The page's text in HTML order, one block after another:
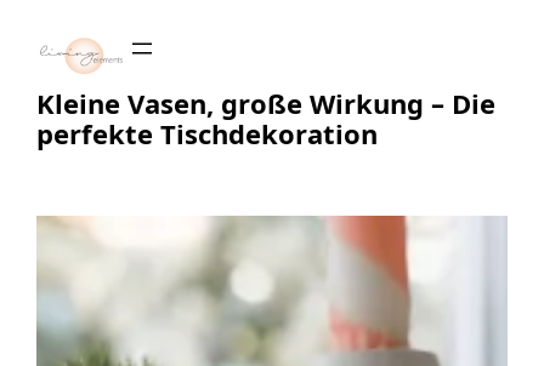
Inhalt
springen
Kleine Vasen, große Wirkung – Die
perfekte Tischdekoration